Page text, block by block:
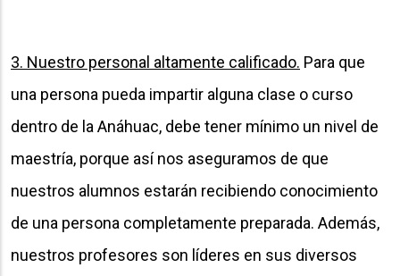
3. Nuestro personal altamente calificado. Para que
una persona pueda impartir alguna clase o curso
dentro de la Anáhuac, debe tener mínimo un nivel de
maestría, porque así nos aseguramos de que
nuestros alumnos estarán recibiendo conocimiento
de una persona completamente preparada. Además,
nuestros profesores son líderes en sus diversos